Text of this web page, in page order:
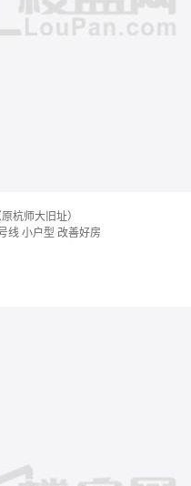
杭师大旧址）
线 小户型 改善好房